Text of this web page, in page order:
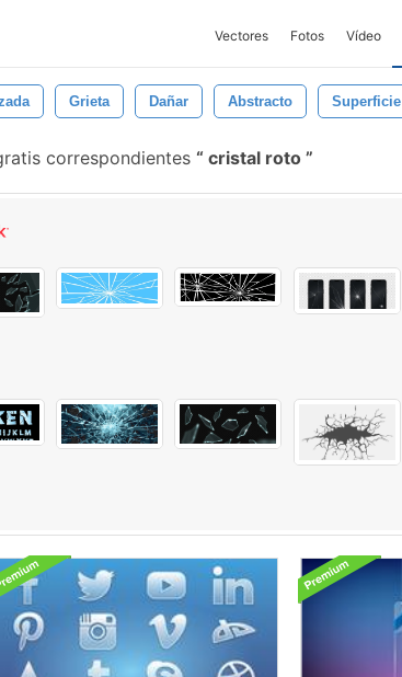
Vectores Fotos Vídeo
Grieta Dañar Abstracto Superficie
correspondientes cristal roto